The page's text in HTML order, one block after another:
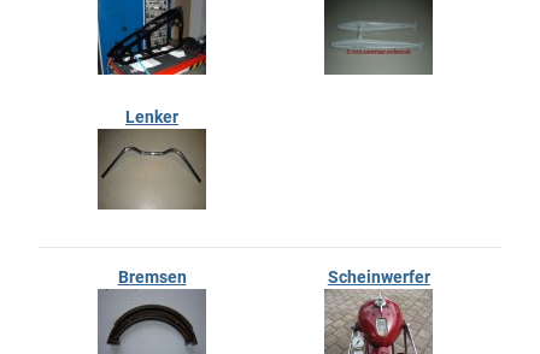
Lenker
Bremsen Scheinwerfer